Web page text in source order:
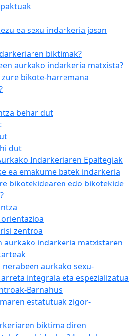
ea sexu-indarkeria jasan
biktimak?
aurkako indarkeria matxista?
zure bikote-harremana
behar dut
dut
Indarkeriaren Epaitegiak
ea emakume batek indarkeria
bikotekidearen edo bikotekide
zentroa
aurkako indarkeria matxistaren
nerabeen aurkako sexu-
integrala eta espezializatua
Barnahus
estatutuak zigor-
biktima diren